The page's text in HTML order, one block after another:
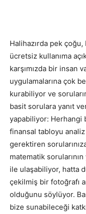
Halihazırda pek
ücretsiz kullanıma
karşımızda bir insan
uygulamalarına çok
kurabiliyor ve
basit sorulara yanıt
yapabiliyor: Herhangi
finansal tabloyu
gerektiren
matematik
ile ulaşabiliyor, hatta
çekilmiş bir fotoğrafı
olduğunu söylüyor.
bize sunabileceği